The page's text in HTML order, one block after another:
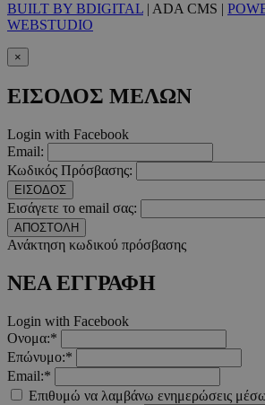
BUILT BY BDIGITAL | ADA CMS |
WEBSTUDIO
×
ΕΙΣΟΔΟΣ ΜΕΛΩΝ
Login with Facebook
Email:
Κωδικός Πρόσβασης:
ΕΙΣΟΔΟΣ
Εισάγετε το email σας:
ΑΠΟΣΤΟΛΗ
Ανάκτηση κωδικού πρόσβασης
ΝΕΑ ΕΓΓΡΑΦΗ
Login with Facebook
Ονομα:*
Επώνυμο:*
Email:*
Επιθυμώ να λαμβάνω ενημερώσεις
AdSphere-GDPR